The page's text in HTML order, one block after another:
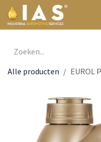
Overslaan naar inhoud
Alle producten EUROL